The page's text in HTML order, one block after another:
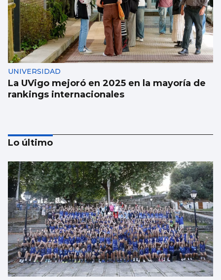
UNIVERSIDAD
La UVigo mejoró en 2025 en la mayoría de
rankings internacionales
Aprendizaje para observar el ‘fin del
mundo’ sin riesgo
Lo último